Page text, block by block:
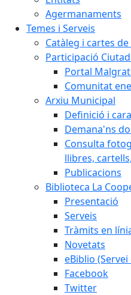
Agermanaments
Temes i Serveis
Catàleg i cartes
Participació
Portal
Comunitat
Arxiu Municipal
Definició i
Demana'ns
Consulta
llibres,
Publicacions
Biblioteca La
Presentació
Serveis
Tràmits en
Novetats
eBiblio
Facebook
Twitter